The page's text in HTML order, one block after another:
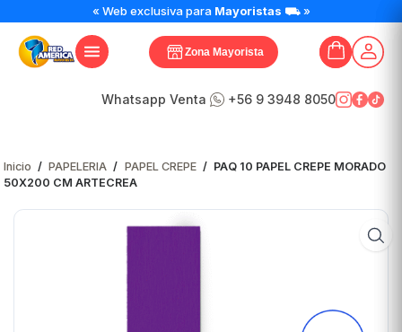
« Web exclusiva para Mayoristas ⛟ »
Zona Mayorista
Whatsapp Venta +56 9 3948 8050
Inicio / PAPELERIA / PAPEL CREPE / PAQ 10 PAPEL CREPE MORADO
50X200 CM ARTECREA